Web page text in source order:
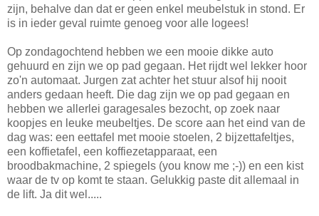
zijn, behalve dan dat er geen enkel meubelstuk in stond. Er
is in ieder geval ruimte genoeg voor alle logees!
Op zondagochtend hebben we een mooie dikke auto
gehuurd en zijn we op pad gegaan. Het rijdt wel lekker hoor
zo'n automaat. Jurgen zat achter het stuur alsof hij nooit
anders gedaan heeft. Die dag zijn we op pad gegaan en
hebben we allerlei garagesales bezocht, op zoek naar
koopjes en leuke meubeltjes. De score aan het eind van de
dag was: een eettafel met mooie stoelen, 2 bijzettafeltjes,
een koffietafel, een koffiezetapparaat, een
broodbakmachine, 2 spiegels (you know me ;-)) en een kist
waar de tv op komt te staan. Gelukkig paste dit allemaal in
de lift. Ja dit wel.....